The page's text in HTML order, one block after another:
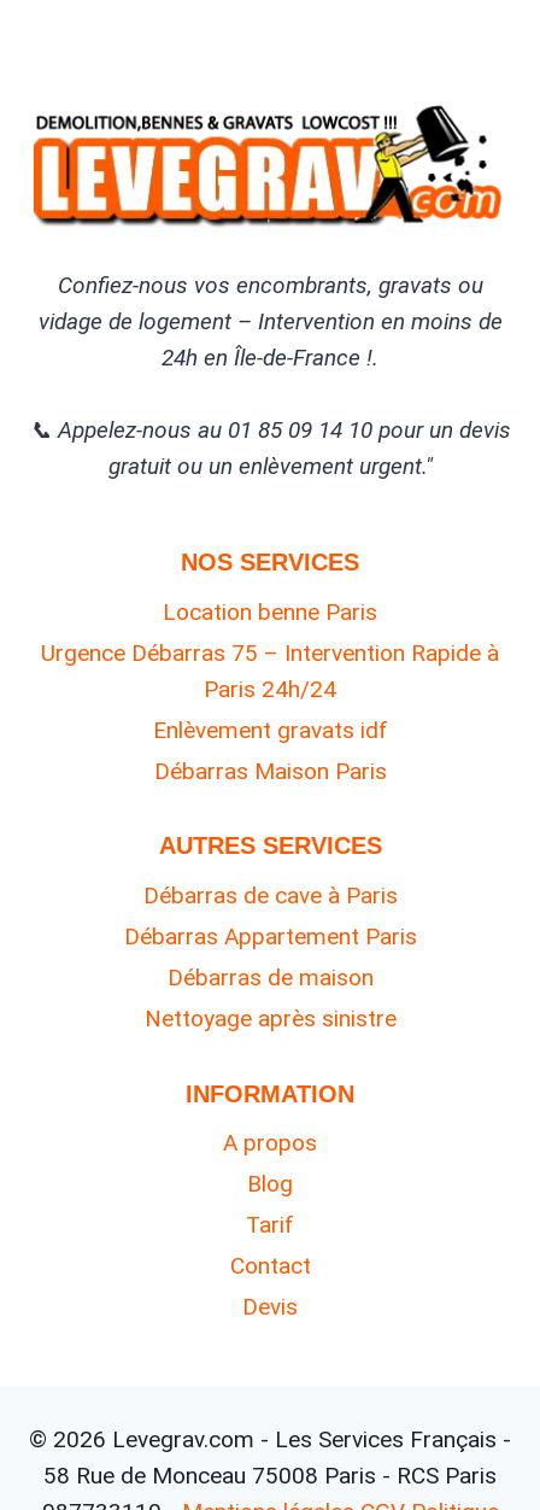
Confiez-nous vos encombrants, gravats ou
vidage de logement – Intervention en moins de
24h en Île-de-France !.
📞 Appelez-nous au 01 85 09 14 10 pour un devis
gratuit ou un enlèvement urgent."
NOS SERVICES
Location benne Paris
Urgence Débarras 75 – Intervention Rapide à
Paris 24h/24
Enlèvement gravats idf
Débarras Maison Paris
AUTRES SERVICES
Débarras de cave à Paris
Débarras Appartement Paris
Débarras de maison
Nettoyage après sinistre
INFORMATION
A propos
Blog
Tarif
Contact
Devis
© 2026 Levegrav.com - Les Services Français -
58 Rue de Monceau 75008 Paris - RCS Paris